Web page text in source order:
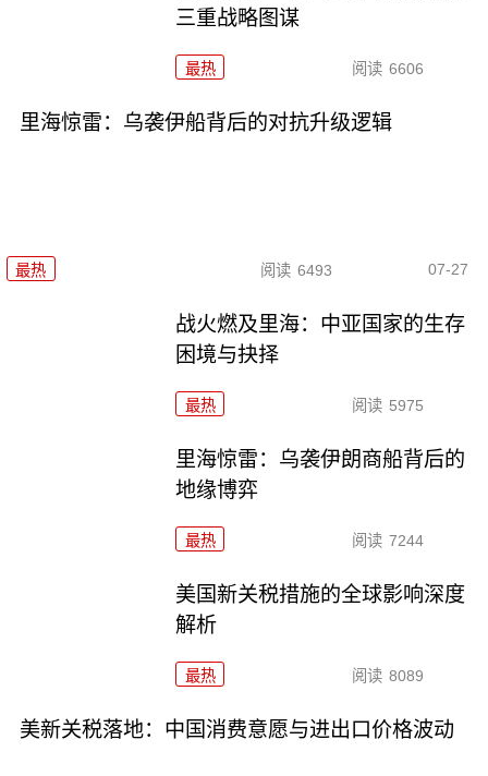
三重战略图谋
最热 阅读 6606
里海惊雷：乌袭伊船背后的对抗升级逻辑
最热 阅读 6493 07-27
战火燃及里海：中亚国家的生存
困境与抉择
最热 阅读 5975
里海惊雷：乌袭伊朗商船背后的
地缘博弈
最热 阅读 7244
美国新关税措施的全球影响深度
解析
最热 阅读 8089
美新关税落地：中国消费意愿与进出口价格波动